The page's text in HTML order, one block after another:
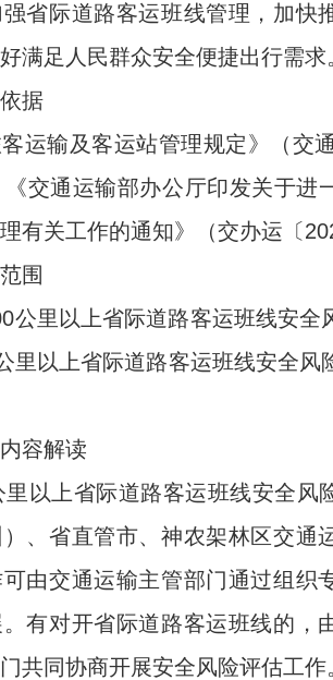
省际道路客运班线管理，加快
满足人民群众安全便捷出行需求
据
客运输及客运站管理规定》（交
交通运输部办公厅印发关于进
有关工作的通知》（交办运〔
围
公里以上省际道路客运班线安全
里以上省际道路客运班线安全风
容解读
里以上省际道路客运班线安全风
、省直管市、神农架林区交通
由交通运输主管部门通过组织
有对开省际道路客运班线的，
共同协商开展安全风险评估工作